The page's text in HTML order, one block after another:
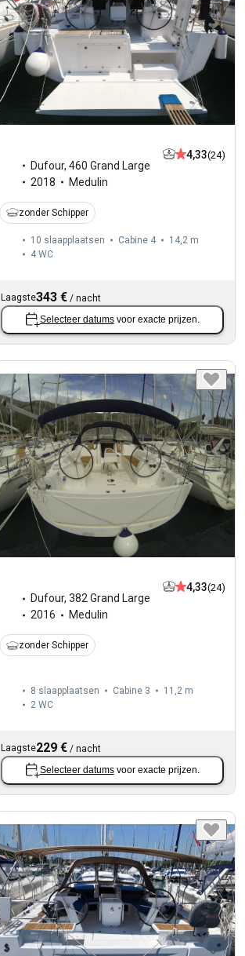
Dufour,460 Grand Large
2018
Medulin
4,33(24)
zonder Schipper
10 slaapplaatsen Cabine 4
14,2 m
4 WC
Laagste343 € /nacht
Selecteer datums voor exacte prijzen.
Dufour,382 Grand Large
2016
Medulin
4,33(24)
zonder Schipper
8 slaapplaatsen Cabine 3
11,2 m
2 WC
Laagste229 € /nacht
Selecteer datums voor exacte prijzen.